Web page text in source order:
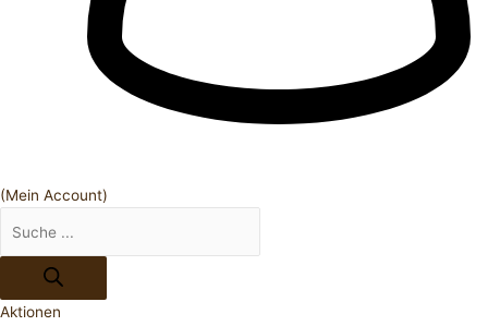
(Mein Account)
Aktionen